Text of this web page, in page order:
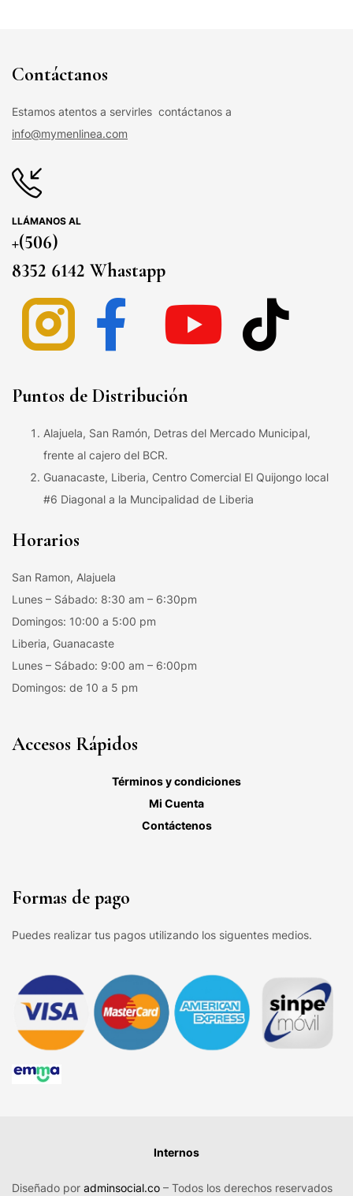
Contáctanos
Estamos atentos a servirles contáctanos a
info@mymenlinea.com
LLÁMANOS AL
+(506)
8352 6142 Whastapp
Puntos de Distribución
Alajuela, San Ramón, Detras del Mercado Municipal,
frente al cajero del BCR.
Guanacaste, Liberia, Centro Comercial El Quijongo local
#6 Diagonal a la Muncipalidad de Liberia
Horarios
San Ramon, Alajuela
Lunes – Sábado: 8:30 am – 6:30pm
Domingos: 10:00 a 5:00 pm
Liberia, Guanacaste
Lunes – Sábado: 9:00 am – 6:00pm
Domingos: de 10 a 5 pm
Accesos Rápidos
Términos y condiciones
Mi Cuenta
Contáctenos
Formas de pago
Puedes realizar tus pagos utilizando los siguentes medios.
Diseñado por adminsocial.co – Todos los derechos reservados
Internos